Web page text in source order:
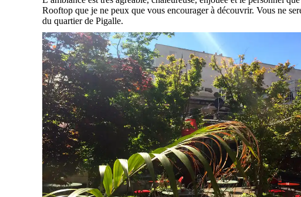
Rooftop que je ne peux que vous encourager à découvrir. Vous ne
du quartier de Pigalle.